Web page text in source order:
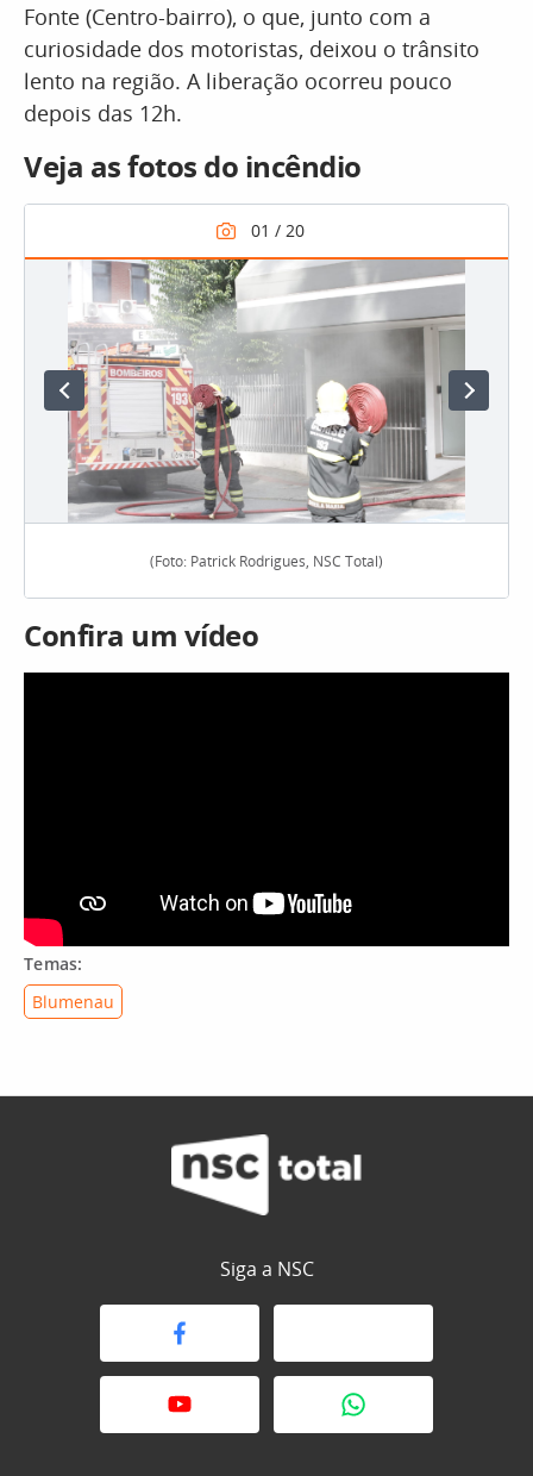
Fonte (Centro-bairro), o que, junto com a
curiosidade dos motoristas, deixou o trânsito
lento na região. A liberação ocorreu pouco
depois das 12h.
Veja as fotos do incêndio
(Foto: Patrick Rodrigues, NSC Total)
Confira um vídeo
Temas:
Blumenau
Siga a NSC